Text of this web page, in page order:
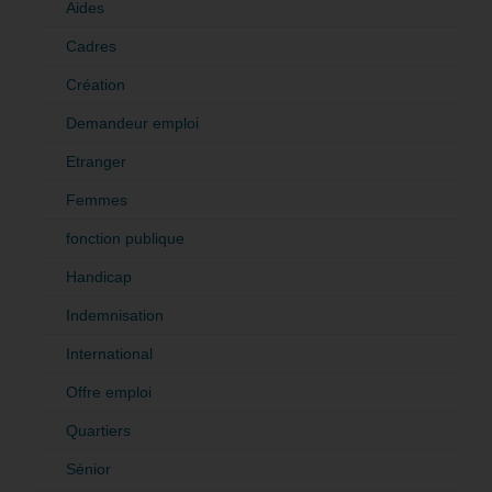
Aides
Cadres
Création
Demandeur emploi
Etranger
Femmes
fonction publique
Handicap
Indemnisation
International
Offre emploi
Quartiers
Sénior